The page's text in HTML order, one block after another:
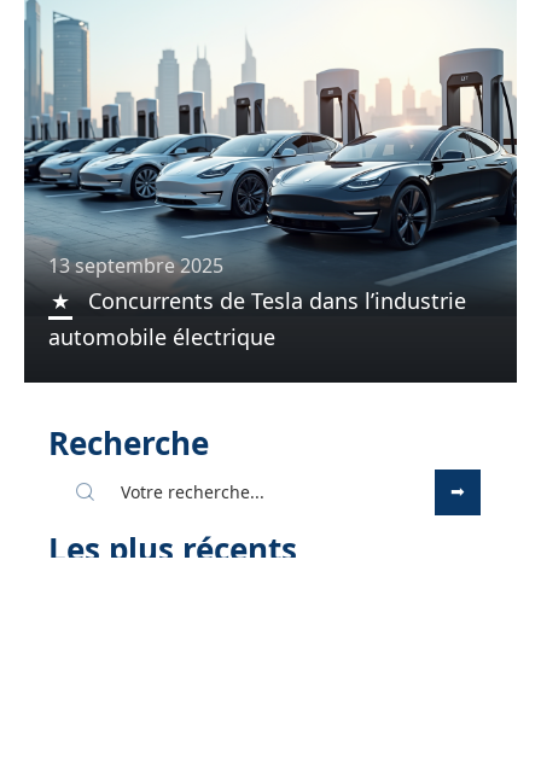
13 septembre 2025
Concurrents de Tesla dans l’industrie
automobile électrique
Recherche
Les plus récents